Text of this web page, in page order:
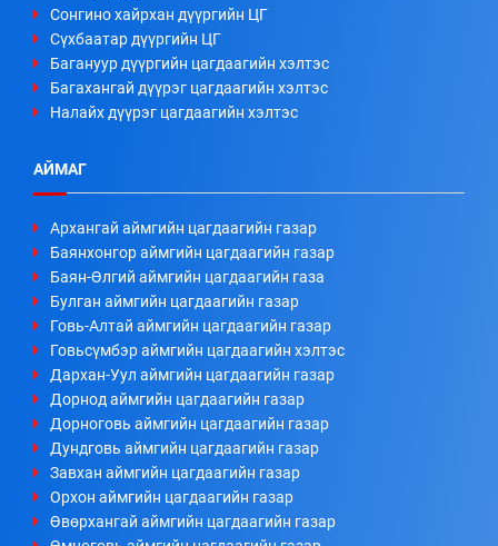
Сонгино хайрхан дүүргийн ЦГ
Сүхбаатар дүүргийн ЦГ
Багануур дүүргийн цагдаагийн хэлтэс
Багахангай дүүрэг цагдаагийн хэлтэс
Налайх дүүрэг цагдаагийн хэлтэс
АЙМАГ
Архангай аймгийн цагдаагийн газар
Баянхонгор аймгийн цагдаагийн газар
Баян-Өлгий аймгийн цагдаагийн газа
Булган аймгийн цагдаагийн газар
Говь-Алтай аймгийн цагдаагийн газар
Говьсүмбэр аймгийн цагдаагийн хэлтэс
Дархан-Уул аймгийн цагдаагийн газар
Дорнод аймгийн цагдаагийн газар
Дорноговь аймгийн цагдаагийн газар
Дундговь аймгийн цагдаагийн газар
Завхан аймгийн цагдаагийн газар
Орхон аймгийн цагдаагийн газар
Өвөрхангай аймгийн цагдаагийн газар